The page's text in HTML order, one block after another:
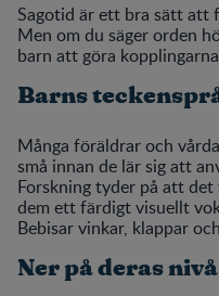
Sagotid är ett bra sätt att
Men om du säger orden
barn att göra
Barns
Många föräldrar och
små innan de lär sig att
Forskning tyder på att
dem ett färdigt visuellt
Bebisar vinkar, klappar
Ner på deras nivå